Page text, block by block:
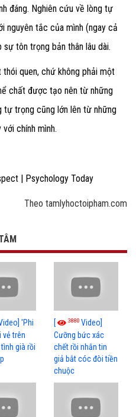
đáng. Nghiên cứu về lòng tự
nguyên tắc của mình (ngay cả
sự tôn trọng bản thân lâu dài.
quen, chứ không phải một
chất được tạo nên từ những
tự trọng cũng lớn lên từ những
chính mình.
| Psychology Today
Theo tamlyhoctoipham.com
'Phi
vẻ trên
già rồi
[ 3880 Video]
Cưỡng bức xác
chết rồi nhắn tin
giả bắt cóc đòi tiền
chuộc